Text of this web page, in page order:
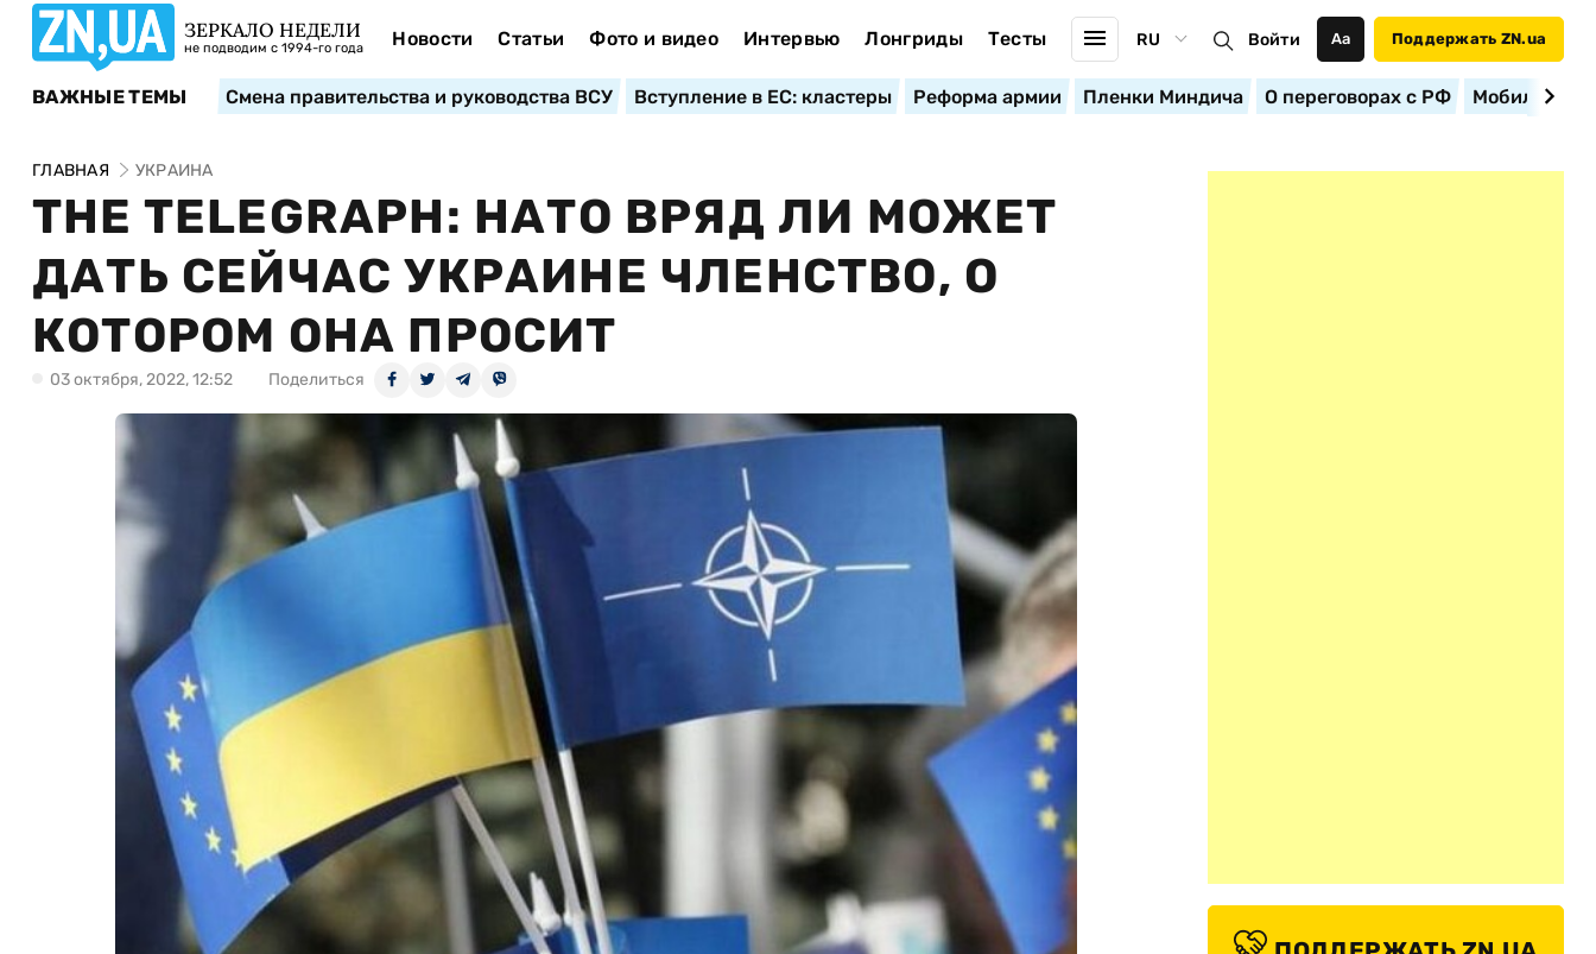
ЗЕРКАЛО НЕДЕЛИ
не подводим с 1994-го года Новости Статьи Фото и видео Интервью Лонгриды Тесты RU Войти Аа Поддержать ZN.ua
ВАЖНЫЕ ТЕМЫ Смена правительства и руководства ВСУ Вступление в ЕС: кластеры Реформа армии Пленки Миндича О переговорах с РФ
ГЛАВНАЯ УКРАИНА
THE TELEGRAPH: НАТО ВРЯД ЛИ МОЖЕТ
ДАТЬ СЕЙЧАС УКРАИНЕ ЧЛЕНСТВО, О
КОТОРОМ ОНА ПРОСИТ
03 октября, 2022, 12:52 Поделиться